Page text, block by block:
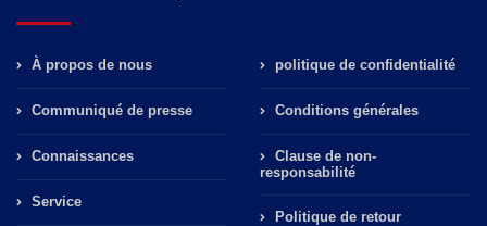
À propos de nous
Communiqué de presse
Connaissances
Service
politique de confidentialité
Conditions générales
Clause de non-
responsabilité
Politique de retour